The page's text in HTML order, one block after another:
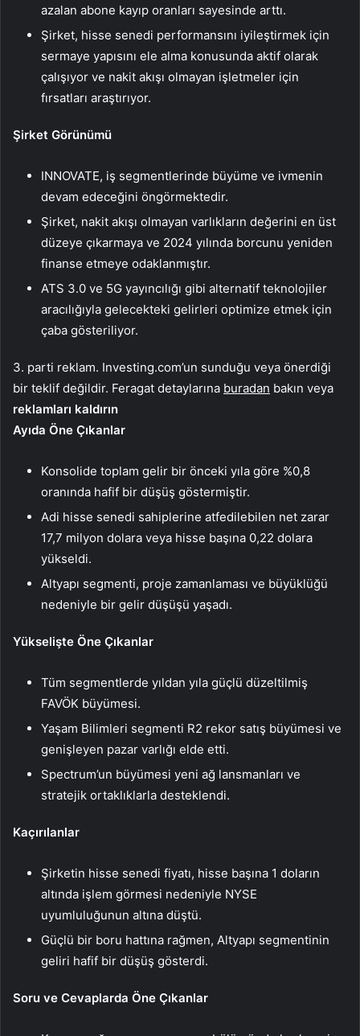
azalan abone kayıp oranları sayesinde arttı.
Şirket, hisse senedi performansını iyileştirmek için
sermaye yapısını ele alma konusunda aktif olarak
çalışıyor ve nakit akışı olmayan işletmeler için
fırsatları araştırıyor.
Şirket Görünümü
INNOVATE, iş segmentlerinde büyüme ve ivmenin
devam edeceğini öngörmektedir.
Şirket, nakit akışı olmayan varlıkların değerini en üst
düzeye çıkarmaya ve 2024 yılında borcunu yeniden
finanse etmeye odaklanmıştır.
ATS 3.0 ve 5G yayıncılığı gibi alternatif teknolojiler
aracılığıyla gelecekteki gelirleri optimize etmek için
çaba gösteriliyor.
3. parti reklam. Investing.com’un sunduğu veya önerdiği
bir teklif değildir. Feragat detaylarına buradan bakın veya
reklamları kaldırın
Ayıda Öne Çıkanlar
Konsolide toplam gelir bir önceki yıla göre %0,8
oranında hafif bir düşüş göstermiştir.
Adi hisse senedi sahiplerine atfedilebilen net zarar
17,7 milyon dolara veya hisse başına 0,22 dolara
yükseldi.
Altyapı segmenti, proje zamanlaması ve büyüklüğü
nedeniyle bir gelir düşüşü yaşadı.
Yükselişte Öne Çıkanlar
Tüm segmentlerde yıldan yıla güçlü düzeltilmiş
FAVÖK büyümesi.
Yaşam Bilimleri segmenti R2 rekor satış büyümesi ve
genişleyen pazar varlığı elde etti.
Spectrum’un büyümesi yeni ağ lansmanları ve
stratejik ortaklıklarla desteklendi.
Kaçırılanlar
Şirketin hisse senedi fiyatı, hisse başına 1 doların
altında işlem görmesi nedeniyle NYSE
uyumluluğunun altına düştü.
Güçlü bir boru hattına rağmen, Altyapı segmentinin
geliri hafif bir düşüş gösterdi.
Soru ve Cevaplarda Öne Çıkanlar